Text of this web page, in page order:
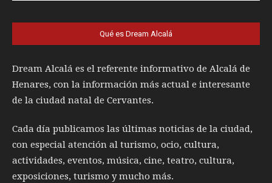
Qué es Dream Alcalá
Dream Alcalá es el referente informativo de Alcalá de
Henares, con la información más actual e interesante
de la ciudad natal de Cervantes.
Cada día publicamos las últimas noticias de la ciudad,
con especial atención al turismo, ocio, cultura,
actividades, eventos, música, cine, teatro, cultura,
exposiciones, turismo y mucho más.